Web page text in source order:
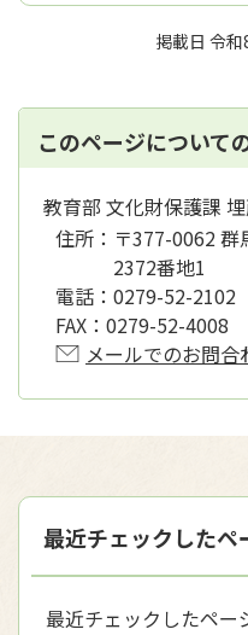
掲載日 令
このページについて
教育部 文化財保護課
住所： 〒377-0062
2372番地1
電話： 0279-52-2102
FAX： 0279-52-4008
メールでのお問合
最近チェックしたペ
最近チェックしたペー